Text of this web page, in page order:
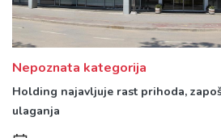
Nepoznata kategorija
Holding najavljuje rast prihoda,
ulaganja